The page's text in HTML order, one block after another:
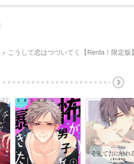
こうして恋はつづいてく【Renta！限定版